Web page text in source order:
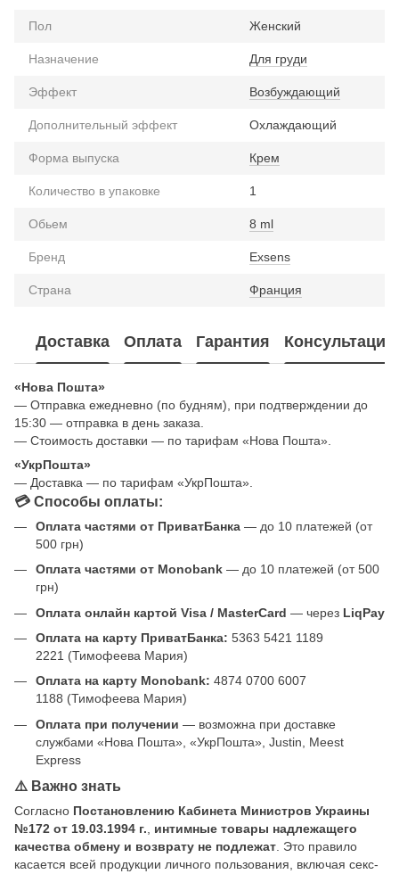
Пол Женский
Назначение Для груди
Эффект Возбуждающий
Дополнительный эффект Охлаждающий
Форма выпуска Крем
Количество в упаковке 1
Обьем 8 ml
Бренд Exsens
Страна Франция
Доставка Оплата Гарантия Консультация
«Нова Пошта»
— Отправка ежедневно (по будням), при подтверждении до
15:30 — отправка в день заказа.
— Стоимость доставки — по тарифам «Нова Пошта».
«УкрПошта»
— Доставка — по тарифам «УкрПошта».
💳 Способы оплаты:
Оплата частями от ПриватБанка — до 10 платежей (от
500 грн)
Оплата частями от Monobank — до 10 платежей (от 500
грн)
Оплата онлайн картой Visa / MasterCard — через LiqPay
Оплата на карту ПриватБанка: 5363 5421 1189
2221 (Тимофеева Мария)
Оплата на карту Monobank: 4874 0700 6007
1188 (Тимофеева Мария)
Оплата при получении — возможна при доставке
службами «Нова Пошта», «УкрПошта», Justin, Meest
Express
⚠️ Важно знать
Согласно Постановлению Кабинета Министров Украины
№172 от 19.03.1994 г., интимные товары надлежащего
качества обмену и возврату не подлежат. Это правило
касается всей продукции личного пользования, включая секс-